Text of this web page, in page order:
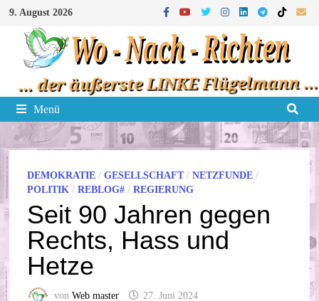
Zum
Inhalt
springen
9. August 2026
Menü
DEMOKRATIE /GESELLSCHAFT/NETZFUNDE /
POLITIK /REBLOG# /REGIERUNG
Seit 90 Jahren gegen
Rechts, Hass und
Hetze
vonWeb master 27. Juni 2024